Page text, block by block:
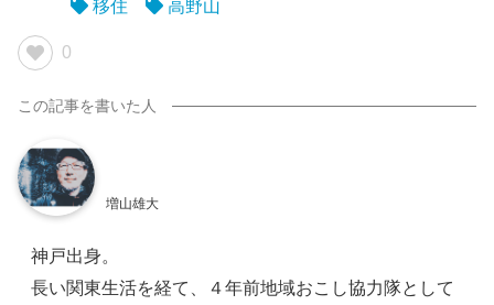
移住 高野山
0
増山雄大
神戸出身。
長い関東生活を経て、４年前地域おこし協力隊として